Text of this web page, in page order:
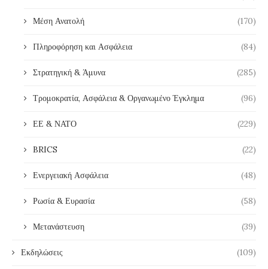
Μέση Ανατολή (170)
Πληροφόρηση και Ασφάλεια (84)
Στρατηγική & Άμυνα (285)
Τρομοκρατία, Ασφάλεια & Οργανωμένο Έγκλημα (96)
ΕΕ & ΝΑΤΟ (229)
BRICS (22)
Ενεργειακή Ασφάλεια (48)
Ρωσία & Ευρασία (58)
Μετανάστευση (39)
Εκδηλώσεις (109)